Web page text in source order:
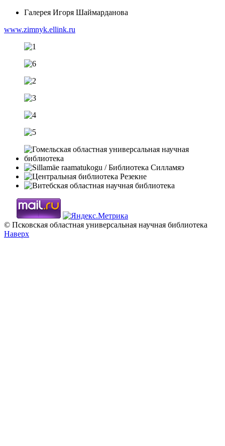
Галерея Игоря Шаймарданова
www.zimnyk.ellink.ru
© Псковская областная универсальная научная библиотека
Наверх